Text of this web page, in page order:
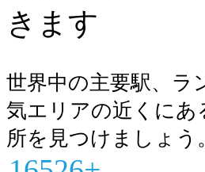
きます
世界中の主要駅、ラ
気エリアの近くにあ
所を見つけましょう